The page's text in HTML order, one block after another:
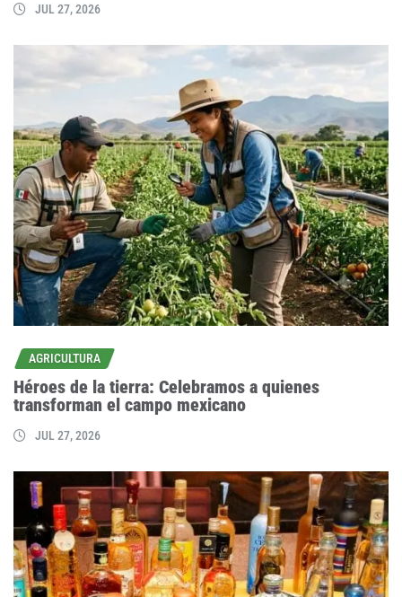
JUL 27, 2026
AGRICULTURA
Héroes de la tierra: Celebramos a quienes
transforman el campo mexicano
JUL 27, 2026